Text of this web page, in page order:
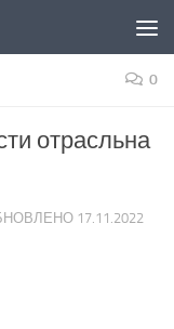
0
отрасльна
17.11.2022